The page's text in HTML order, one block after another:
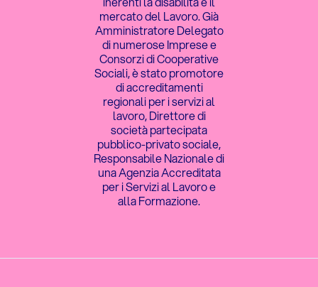
mercato del Lavoro. Già
Amministratore Delegato
di numerose Imprese e
Consorzi di Cooperative
Sociali, è stato promotore
di accreditamenti
regionali per i servizi al
lavoro, Direttore di
società partecipata
pubblico-privato sociale,
Responsabile Nazionale di
una Agenzia Accreditata
per i Servizi al Lavoro e
alla Formazione.